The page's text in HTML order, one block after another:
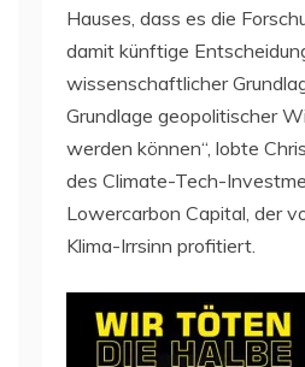
Hauses, dass es die
damit künftige
wissenschaftlicher
Grundlage geopolitischer
werden können“, lobte
des Climate-Tech-
Lowercarbon Capital, der
Klima-Irrsinn profitiert.